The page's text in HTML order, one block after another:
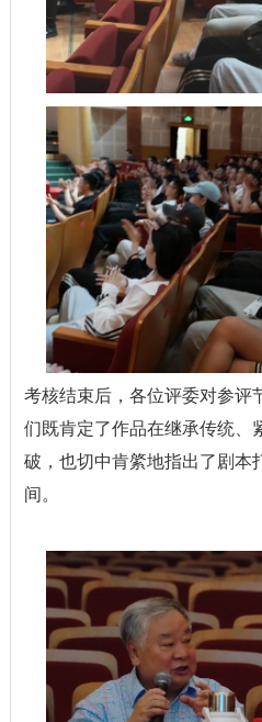
考核结束后，各位评委对参评
们既肯定了作品在继承传统、
破，也切中肯綮地指出了剧本
间。